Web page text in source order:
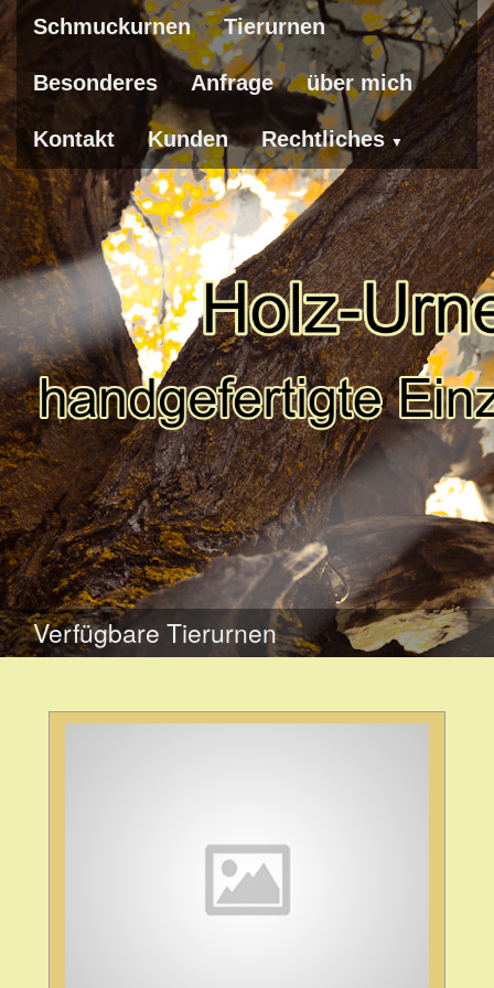
Schmuckurnen Tierurnen
Besonderes Anfrage über mich
Kontakt Kunden Rechtliches
WEITER
ZUM
INHALT
Verfügbare Tierurnen